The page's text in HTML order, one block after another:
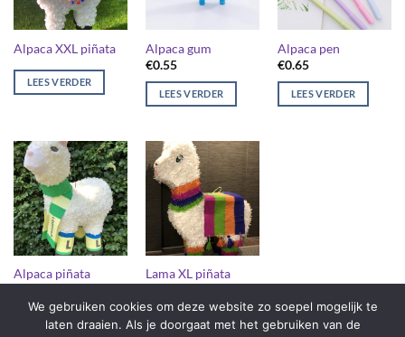
Alpaca XXL piñata
LEES VERDER
Alpaca gum
€0.55
LEES VERDER
Alpaca pen
€0.65
LEES VERDER
Alpaca piñata
LEES VERDER
Lama XL piñata
LEES VERDER
We gebruiken cookies om deze website zo soepel mogelijk te
laten draaien. Als je doorgaat met het gebruiken van de